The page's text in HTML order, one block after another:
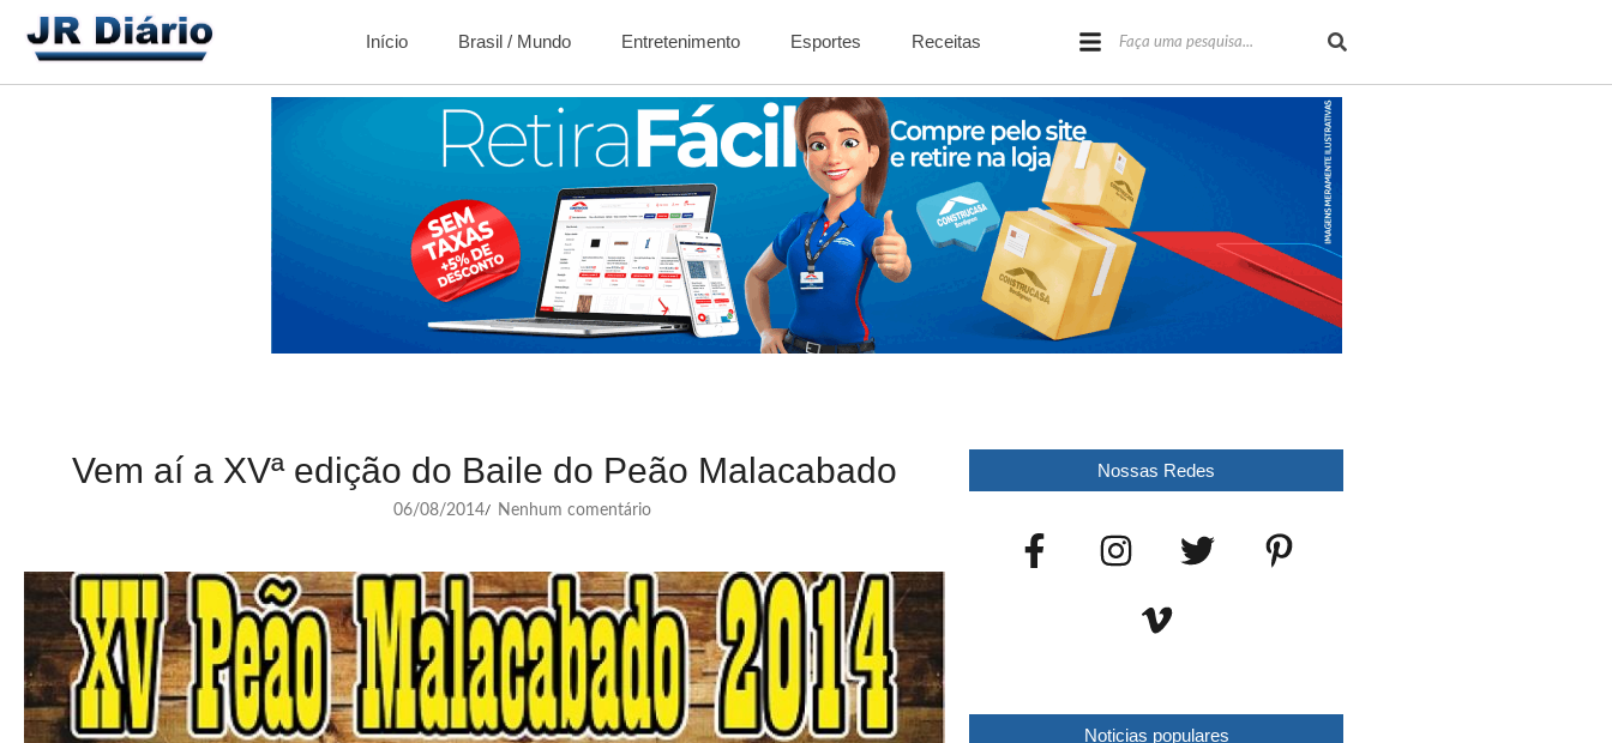
Início Brasil / Mundo Entretenimento Esportes Receitas
Vem aí a XVª edição do Baile do Peão Malacabado
06/08/2014/ Nenhum comentário
Nossas Redes
Noticias populares